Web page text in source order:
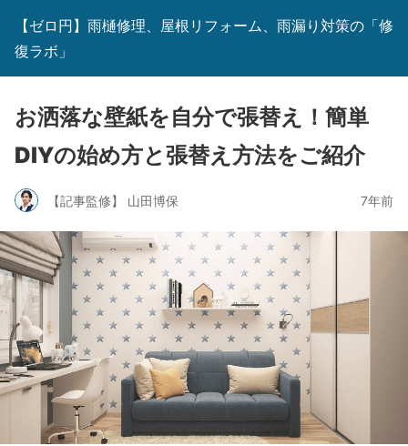
【ゼロ円】雨樋修理、屋根リフォーム、雨漏り対策の「修
復ラボ」
お洒落な壁紙を自分で張替え！簡単
DIYの始め方と張替え方法をご紹介
【記事監修】 山田博保 7年前